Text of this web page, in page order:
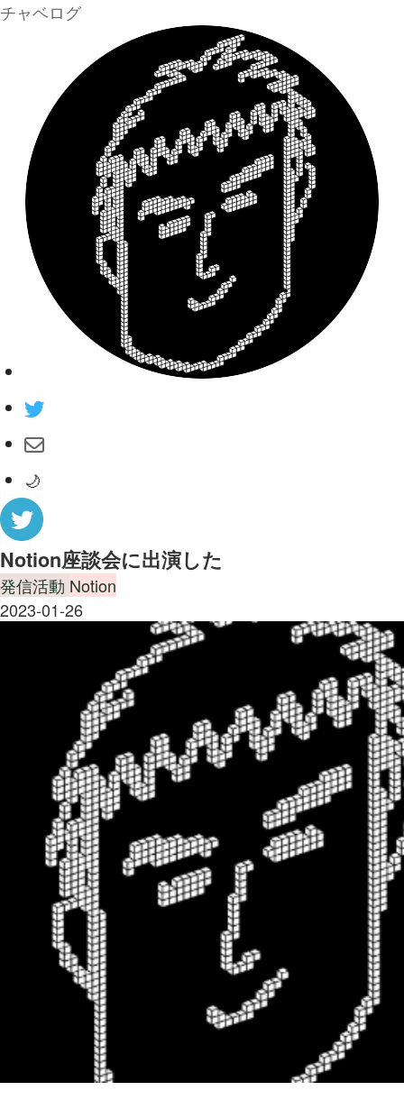
チャベログ
🌙
Notion座談会に出演した
発信活動 Notion
2023-01-26